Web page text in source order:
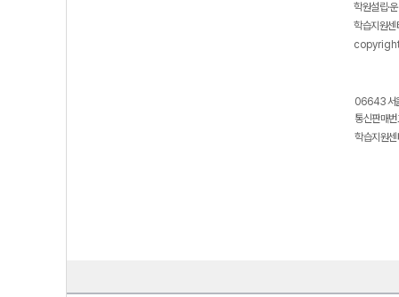
학원설립·
학습지원
06643 서
통신판매
학습지원